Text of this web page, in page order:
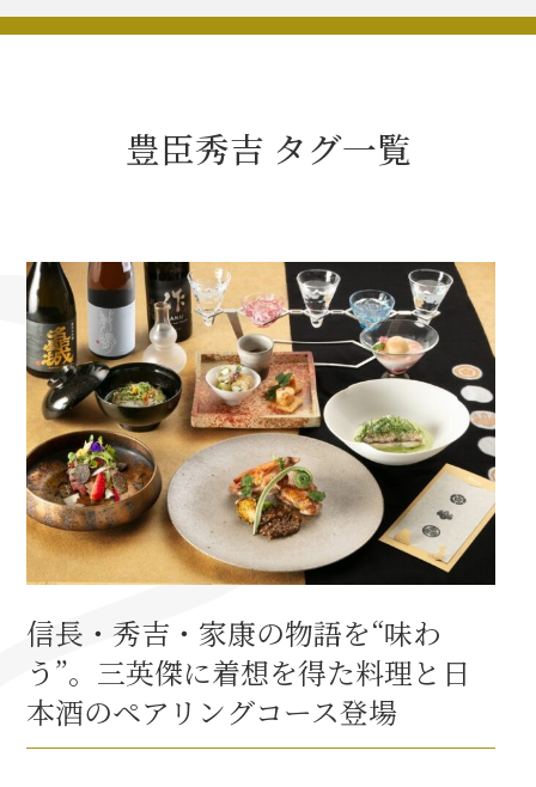
秀吉関連 史跡 一覧
秀吉功路
織田信長と名古屋の関係
信長関連 史跡 一覧
信長グルメ・土産一覧
信長攻路
徳川家康と名古屋の関係
家康関連 史跡 一覧
豊臣秀吉 タグ一覧
信長・秀吉・家康の物語を“味わ
う”。三英傑に着想を得た料理と日
本酒のペアリングコース登場